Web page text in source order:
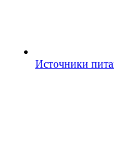
Источники